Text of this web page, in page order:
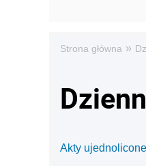
Strona główna »
Akty ujednolicone